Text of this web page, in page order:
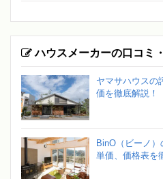
ハウスメーカーの口コミ
ヤマサハウスの
価を徹底解説！
BinO（ビーノ
単価、価格表を